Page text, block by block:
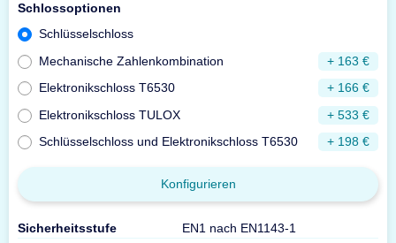
Schlossoptionen
Schlüsselschloss
Mechanische Zahlenkombination
+ 163 €
Elektronikschloss T6530
+ 166 €
Elektronikschloss TULOX
+ 533 €
Schlüsselschloss und Elektronikschloss T6530
+ 198 €
Konfigurieren
Sicherheitsstufe
EN1 nach EN1143-1